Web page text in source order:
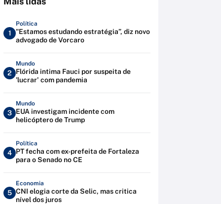
1
Política
"Estamos estudando estratégia”, diz novo
advogado de Vorcaro
2
Mundo
Flórida intima Fauci por suspeita de
'lucrar' com pandemia
3
Mundo
EUA investigam incidente com
helicóptero de Trump
4
Política
PT fecha com ex-prefeita de Fortaleza
para o Senado no CE
5
Economia
CNI elogia corte da Selic, mas critica
nível dos juros